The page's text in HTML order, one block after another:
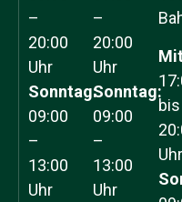
–
20:00
Uhr
Sonntag:
09:00
–
13:00
Uhr
–
20:00
Uhr
Sonntag:
09:00
–
13:00
Uhr
bis
Uhr